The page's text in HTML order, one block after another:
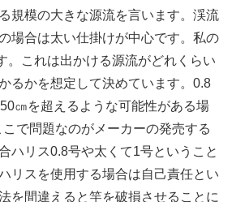
規模の大きな源流を言います。渓流
場合は太い仕掛けが中心です。私の
。これは出かける源流がどれくらい
るかを想定して決めています。0.8
㎝を超えるような可能性がある場
で問題なのがメーカーの発売する
ハリス0.8号や太くて1号ということ
リスを使用する場合は自己責任とい
を間違えると竿を破損させることに